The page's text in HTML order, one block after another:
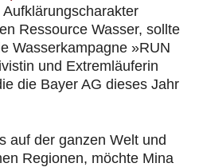
Ressource Wasser, sollte
Wasserkampagne »RUN
und Extremläuferin
die Bayer AG dieses Jahr
auf der ganzen Welt und
Regionen, möchte Mina